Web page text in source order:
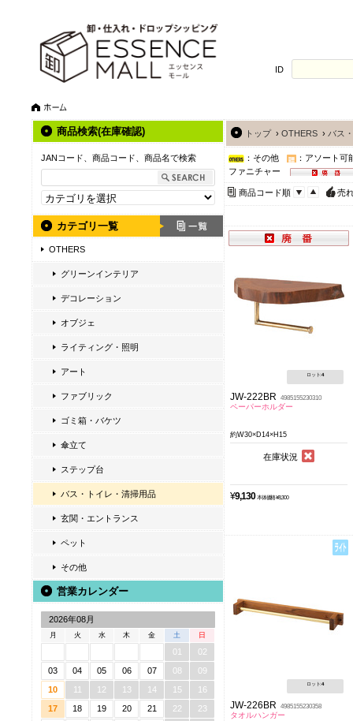
ID
商品検索(在庫確認)
JANコード、商品コード、商品名で検索
カテゴリ一覧
OTHERS
グリーンインテリア
デコレーション
オブジェ
ライティング・照明
アート
ファブリック
ゴミ箱・バケツ
傘立て
ステップ台
バス・トイレ・清掃用品
玄関・エントランス
ペット
その他
営業カレンダー
2026年08月
月 火 水 木 金 土 日
01
02
03
04 05 06 07 08
09
10
11 12 13 14 15
16
17
18 19 20 21 22
23
トップ› OTHERS › バス
：その他
：アソート可
ファニチャー
商品コード順 売
ロット:4
JW-222BR 4985155230310
ペーパーホルダー
約W30×D14×H15
在庫状況
¥9,130 本体価格 ¥8,300
ロット:4
JW-226BR 4985155230358
タオルハンガー